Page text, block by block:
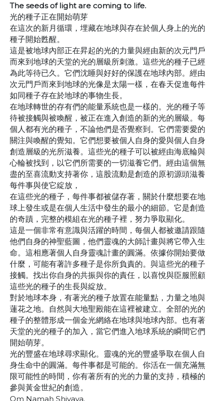
The seeds of light are coming to life.
光的種子正在開始萌芽
在這次的新月循環，埋藏在地球與存在於個人身上的光的
種子開始甦醒。
這是被地球內部正在昇起的光的力量與經由新的次元門戶
而來到地球的天堂的光的層級所刺激。這些光的種子已經
為此等待已久。它們沈睡與好好的保護在地球內部。經由
次元門戶而來到地球的光像是太陽一樣，在春天促進每件
如同種子存在於地球的事物生長。
在地球轉世的存有們的能量系統也是一樣的。光的種子等
待被接觸與被喚醒，被正在進入創造的新的光的層級。每
個人都有光的種子，不論他們是否覺察到。它們需要愛的
關注與喚醒的覺知。它們想要被個人自身的愛與個人自身
創造層級的光所滋養。這些光的種子可以被經由海底輪與
心輪被找到，以它們所需要的一切滋養它們。經由這個無
盡的至喜流動支持著你，這股流動是創造的原初源頭滋養
每件事與使它綻放，
在這些光的種子，每件事都被儲存著，關於什麼想要在地
球上發生或是在個人生活中發生的最小的細節。它是創造
的奇蹟，完整的模組在光的種子裡，努力爭取顯化。
這是一個非常有意識與活躍的時間，每個人都被邀請跟隨
他們自身的神聖藍圖，他們靈魂的大師計畫與將它帶入生
命。這相應著個人自身靈魂計畫的圓滿。依據你開始要做
什麼，可能有著許多種子是你所負責的。與這些光的種子
接觸。找出你自身的共振與你的責任，以喜悅與臣服照顧
這些光的種子的生長與綻放。
對於地球本身，有著光的種子放置在能量點，力量之地與
蓮花之地。自然與大地聖殿能在這裡被建立。全部的光的
種子的整體形成一個金光網絡在地球與地球內部。也有著
天堂的光的種子的加入，當它們進入地球系統的瞬間它們
開始萌芽。
光的豐盛在地球尋求顯化。靈魂的光的豐盛爭取在個人自
身生命中的圓滿。每件事都是可能的。你活在一個充滿無
限可能性的時間，你有著所有的光的力量的支持，積極的
參與黃金世紀的創造。
Om Namah Shivaya.